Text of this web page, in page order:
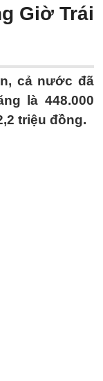
Giờ Trái
cả nước đã
là 448.000
triệu đồng.